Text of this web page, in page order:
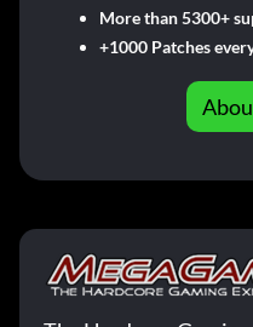
More than 5300+
+1000 Patches